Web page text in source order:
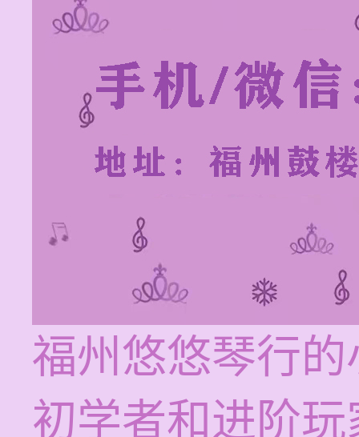
福州悠悠琴行
初学者和进阶